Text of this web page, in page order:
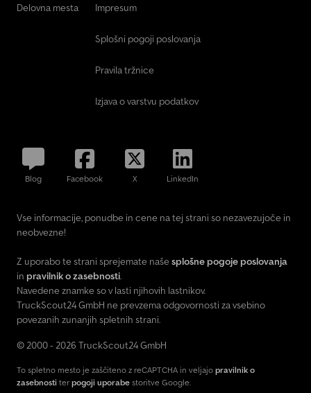
Delovna mesta Impresum
Splošni pogoji poslovanja
Pravila tržnice
Izjava o varstvu podatkov
Blog Facebook X LinkedIn
Vse informacije, ponudbe in cene na tej strani so nezavezujoče in
neobvezne!
Z uporabo te strani sprejemate naše splošne pogoje poslovanja
in pravilnik o zasebnosti.
Navedene znamke so v lasti njihovih lastnikov.
TruckScout24 GmbH ne prevzema odgovornosti za vsebino
povezanih zunanjih spletnih strani.
© 2000 - 2026 TruckScout24 GmbH
To spletno mesto je zaščiteno z reCAPTCHA in veljajo pravilnik o
zasebnosti ter pogoji uporabe storitve Google.